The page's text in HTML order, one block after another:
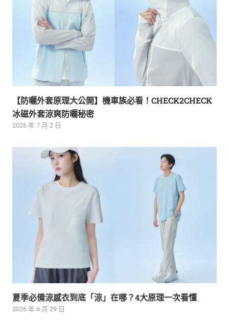
【防曬外套原理大公開】機車族必看！CHECK2CHECK
冰磁外套涼爽防曬秘密
2026 年 7 月 2 日
夏季必備涼感衣到底「涼」在哪？4大原理一次看懂
2026 年 6 月 29 日